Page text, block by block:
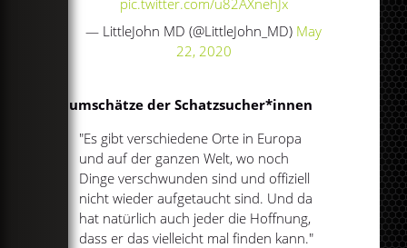
pic.twitter.com/u82AXnehJx
— LittleJohn MD (@LittleJohn_MD) May
22, 2020
Traumschätze der Schatzsucher*innen
"Es gibt verschiedene Orte in Europa
und auf der ganzen Welt, wo noch
Dinge verschwunden sind und offiziell
nicht wieder aufgetaucht sind. Und da
hat natürlich auch jeder die Hoffnung,
dass er das vielleicht mal finden kann."